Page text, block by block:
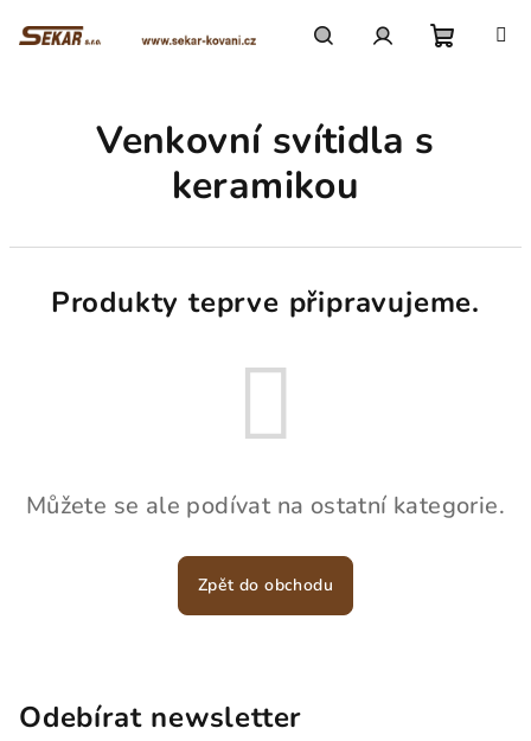
Venkovní svítidla s
keramikou
Produkty teprve připravujeme.
Můžete se ale podívat na ostatní kategorie.
Zpět do obchodu
Odebírat newsletter